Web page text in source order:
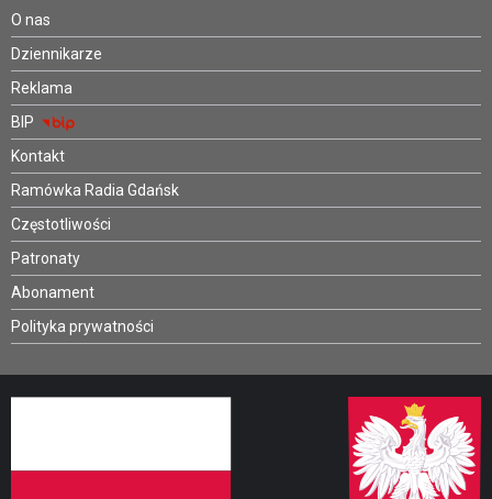
O nas
Dziennikarze
Reklama
BIP
Kontakt
Ramówka Radia Gdańsk
Częstotliwości
Patronaty
Abonament
Polityka prywatności